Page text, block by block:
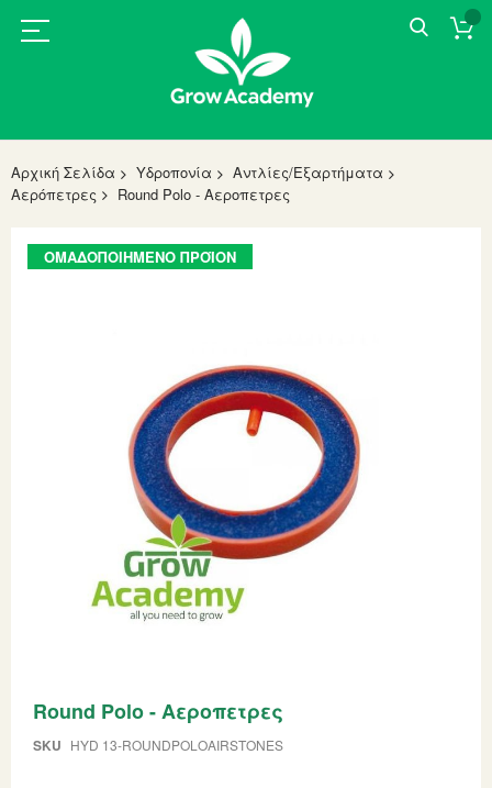
Αρχική Σελίδα Υδροπονία
Αντλίες/Εξαρτήματα
Αερόπετρες
Round Polo - Αεροπετρες
Skip
to
ΟΜΑΔΟΠΟΙΗΜΈΝΟ ΠΡΟΪΌΝ
to
beginning
Round Polo - Αεροπετρες
SKU HYD 13-ROUNDPOLOAIRSTONES